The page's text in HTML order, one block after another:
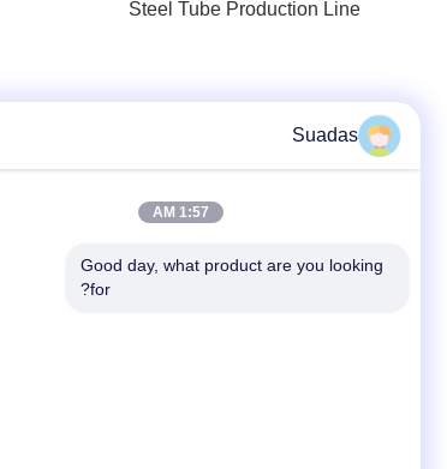
Steel Tube Production Line
Suadas
1:57 AM
Good day, what product are you looking
for?